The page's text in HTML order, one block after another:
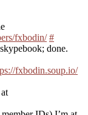
fxbodin/ #
done.
fxbodin.soup.io/